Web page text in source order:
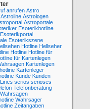
anrufen Astro
Astroline Astrologen
Astroportale
Esoterikhotline
Esoterikportal
Esoterikszene
Hotline Hellseher
Hotline Hotline für
für Kartenlegen
Kartenlegen
Kartenleger
Kunde Kunden
Lines seriös seriöses
Telefonberatung
Wahrsagen
Wahrsager
Zeitangaben